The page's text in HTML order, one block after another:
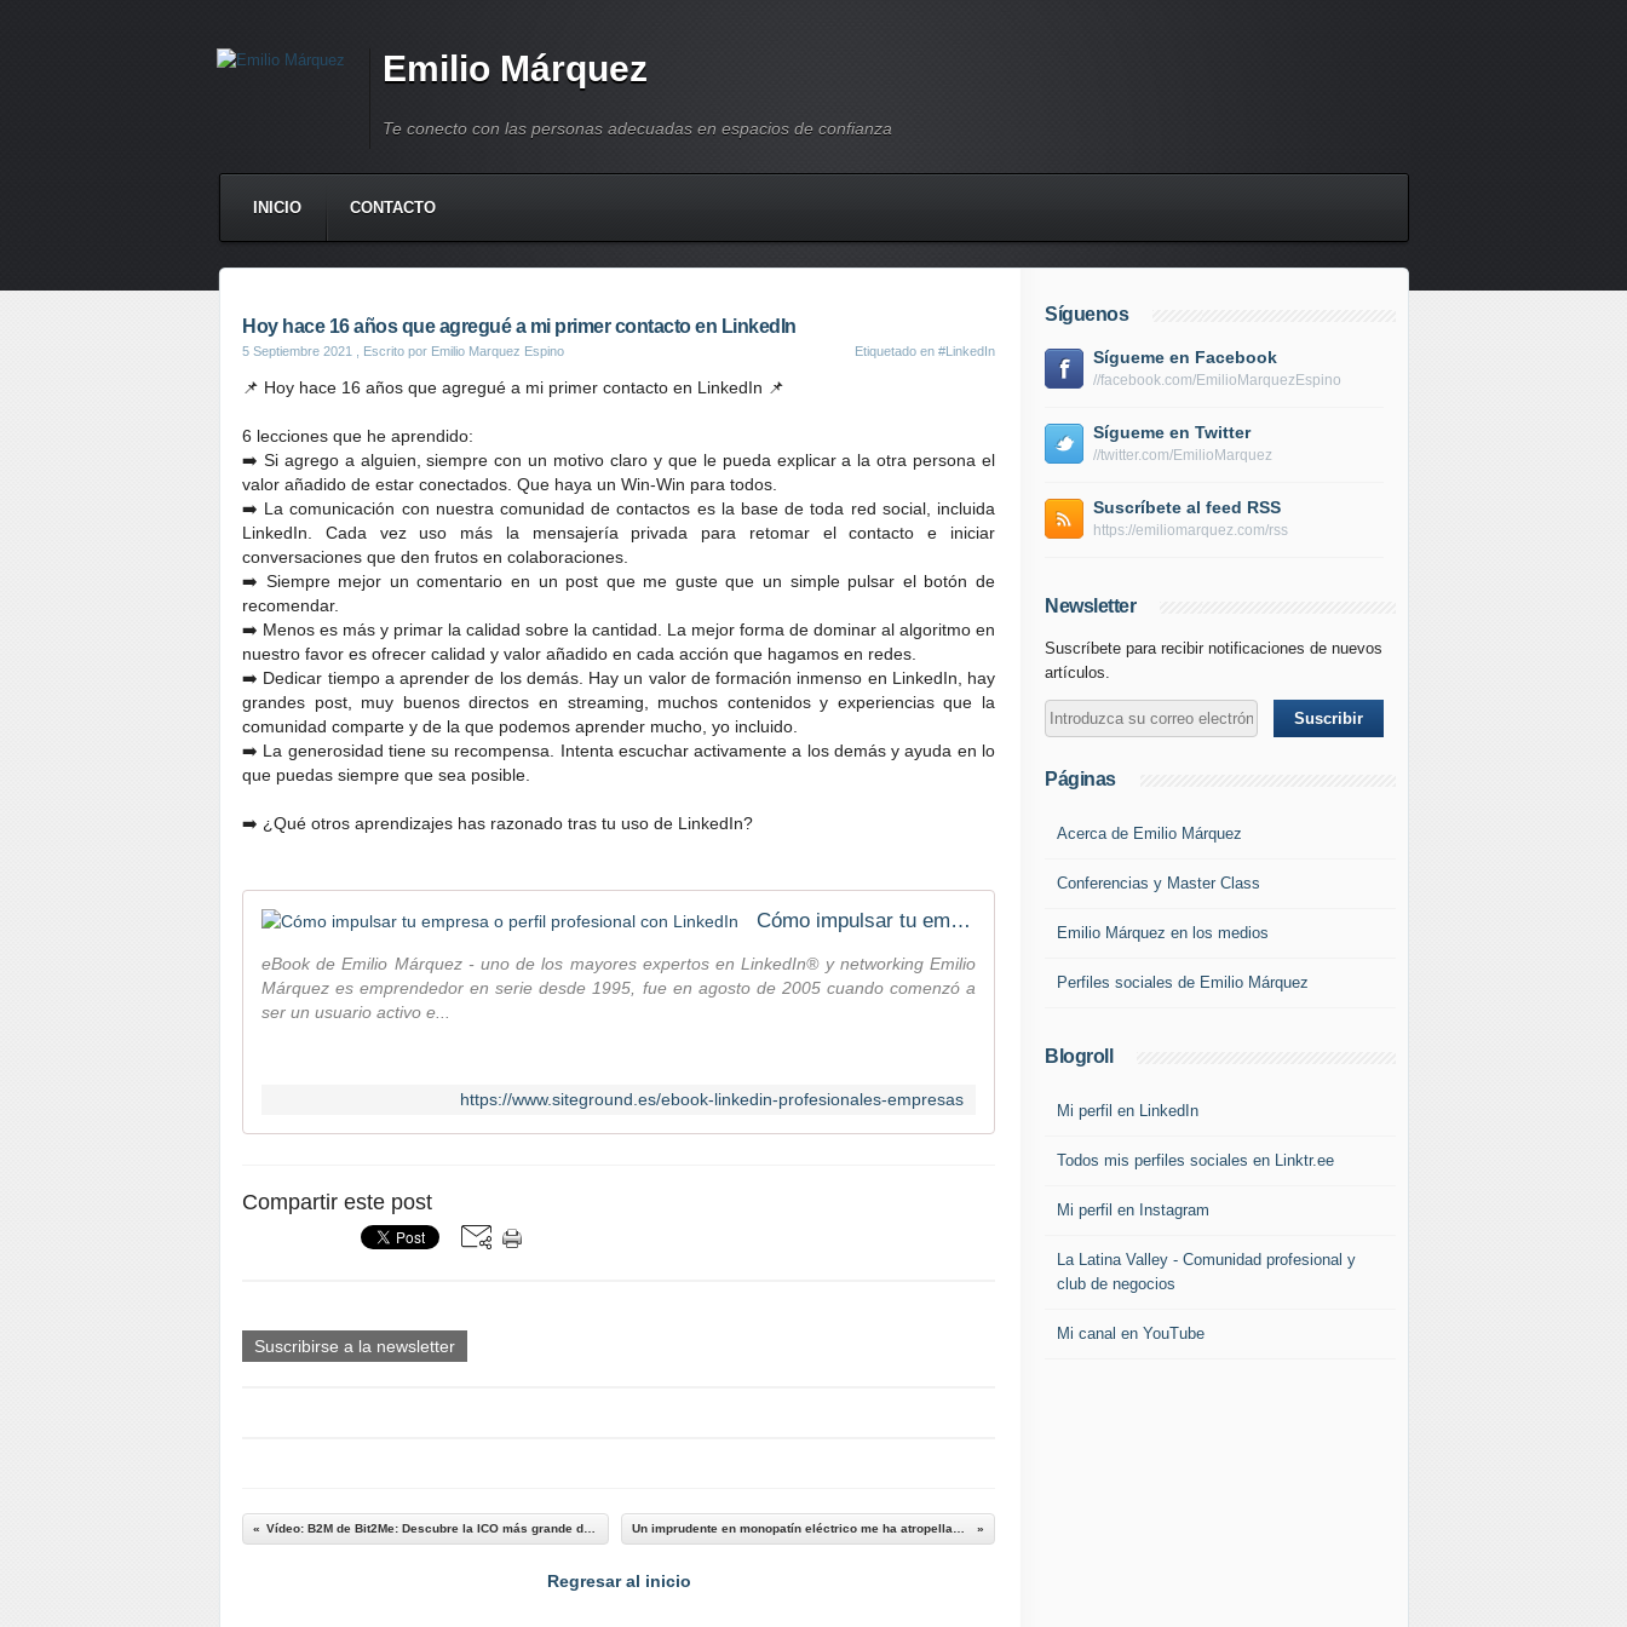
Emilio Márquez
Te conecto con las personas adecuadas en espacios de confianza
INICIO CONTACTO
Hoy hace 16 años que agregué a mi primer contacto en LinkedIn
5 Septiembre 2021 , Escrito por Emilio Marquez Espino Etiquetado en #LinkedIn
📌 Hoy hace 16 años que agregué a mi primer contacto en LinkedIn 📌
6 lecciones que he aprendido:
➡️ Si agrego a alguien, siempre con un motivo claro y que le pueda explicar a la otra persona el
valor añadido de estar conectados. Que haya un Win-Win para todos.
➡️ La comunicación con nuestra comunidad de contactos es la base de toda red social, incluida
LinkedIn. Cada vez uso más la mensajería privada para retomar el contacto e iniciar
conversaciones que den frutos en colaboraciones.
➡️ Siempre mejor un comentario en un post que me guste que un simple pulsar el botón de
recomendar.
➡️ Menos es más y primar la calidad sobre la cantidad. La mejor forma de dominar al algoritmo en
nuestro favor es ofrecer calidad y valor añadido en cada acción que hagamos en redes.
➡️ Dedicar tiempo a aprender de los demás. Hay un valor de formación inmenso en LinkedIn, hay
grandes post, muy buenos directos en streaming, muchos contenidos y experiencias que la
comunidad comparte y de la que podemos aprender mucho, yo incluido.
➡️ La generosidad tiene su recompensa. Intenta escuchar activamente a los demás y ayuda en lo
que puedas siempre que sea posible.
➡️ ¿Qué otros aprendizajes has razonado tras tu uso de LinkedIn?
Cómo impulsar tu empresa o perfil profesional con LinkedIn
eBook de Emilio Márquez - uno de los mayores expertos en LinkedIn® y networking Emilio
Márquez es emprendedor en serie desde 1995, fue en agosto de 2005 cuando comenzó a
ser un usuario activo e...
https://www.siteground.es/ebook-linkedin-profesionales-empresas
Compartir este post
Suscribirse a la newsletter
Regresar al inicio
Síguenos
Sígueme en Facebook
//facebook.com/EmilioMarquezEspino
Sígueme en Twitter
//twitter.com/EmilioMarquez
Suscríbete al feed RSS
https://emiliomarquez.com/rss
Newsletter
Suscríbete para recibir notificaciones de nuevos
artículos.
Páginas
Acerca de Emilio Márquez
Conferencias y Master Class
Emilio Márquez en los medios
Perfiles sociales de Emilio Márquez
Blogroll
Mi perfil en LinkedIn
Todos mis perfiles sociales en Linktr.ee
Mi perfil en Instagram
La Latina Valley - Comunidad profesional y
club de negocios
Mi canal en YouTube